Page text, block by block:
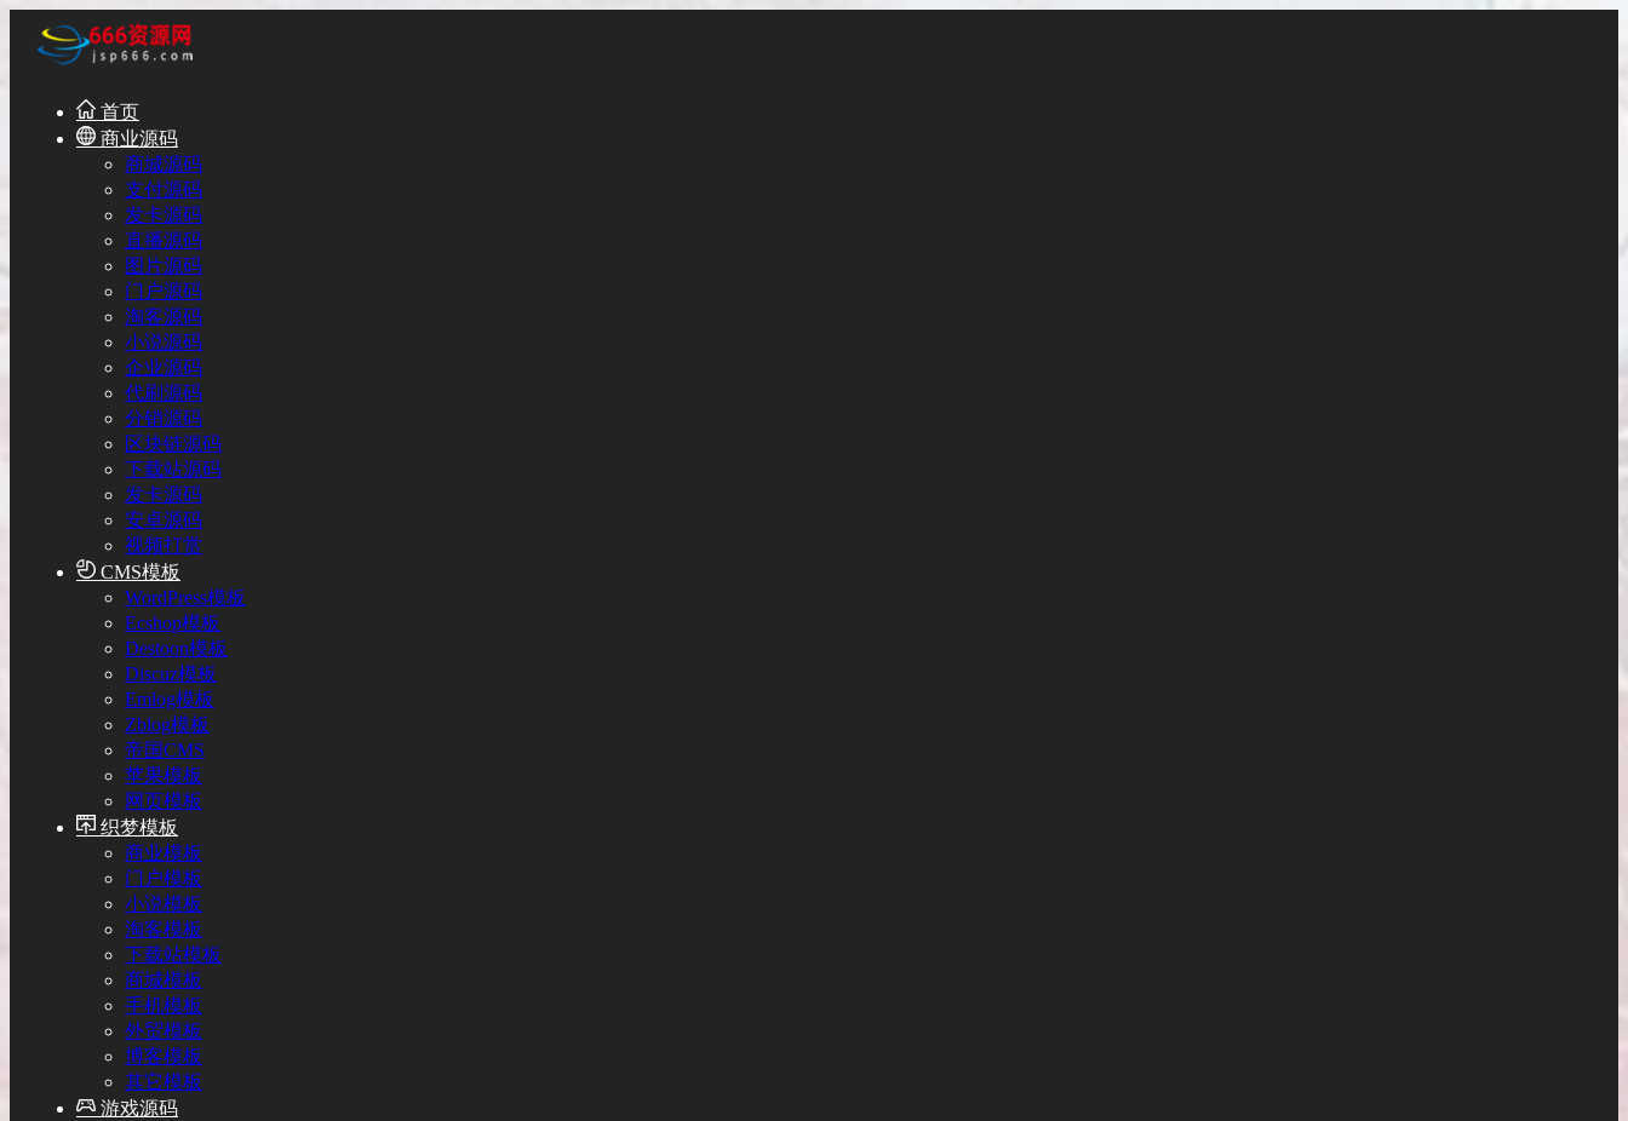
首页
商业源码
商城源码
支付源码
发卡源码
直播源码
图片源码
门户源码
淘客源码
小说源码
企业源码
代刷源码
分销源码
区块链源码
下载站源码
发卡源码
安卓源码
视频打赏
CMS模板
WordPress模板
Ecshop模板
Destoon模板
Discuz模板
Emlog模板
Zblog模板
帝国CMS
苹果模板
网页模板
织梦模板
商业模板
门户模板
小说模板
淘客模板
下载站模板
商城模板
手机模板
外贸模板
博客模板
其它模板
游戏源码